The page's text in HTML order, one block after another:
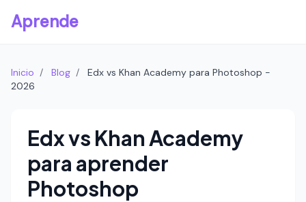
Aprende
Inicio / Blog /
Edx vs Khan Academy para Photoshop -
2026
Edx vs Khan Academy
para aprender
Photoshop